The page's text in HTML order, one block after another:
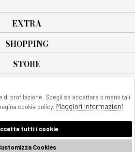
EXTRA
SHOPPING
STORE
2026
Corso Vittorio Emanuele 90/A - 80053
di profilazione. Scegli se accettare o meno tali
cookie policy. Maggiori Informazioni
tutti i cookie
Cookies